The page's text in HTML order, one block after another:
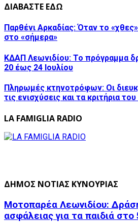
ΔΙΑΒΑΣΤΕ ΕΔΩ
Παρθένι Αρκαδίας: Όταν το
στο «σήμερα»
ΚΔΑΠ Λεωνιδίου: Το πρόγραμμα
20 έως 24 Ιουλίου
Πληρωμές κτηνοτρόφων: Οι
τις ενισχύσεις και τα κριτήρια
LA FAMIGLIA RADIO
ΔΗΜΟΣ ΝΟΤΙΑΣ ΚΥΝΟΥΡΙΑΣ
Μοτοπαρέα Λεωνιδίου:
ασφάλειας για τα παιδιά